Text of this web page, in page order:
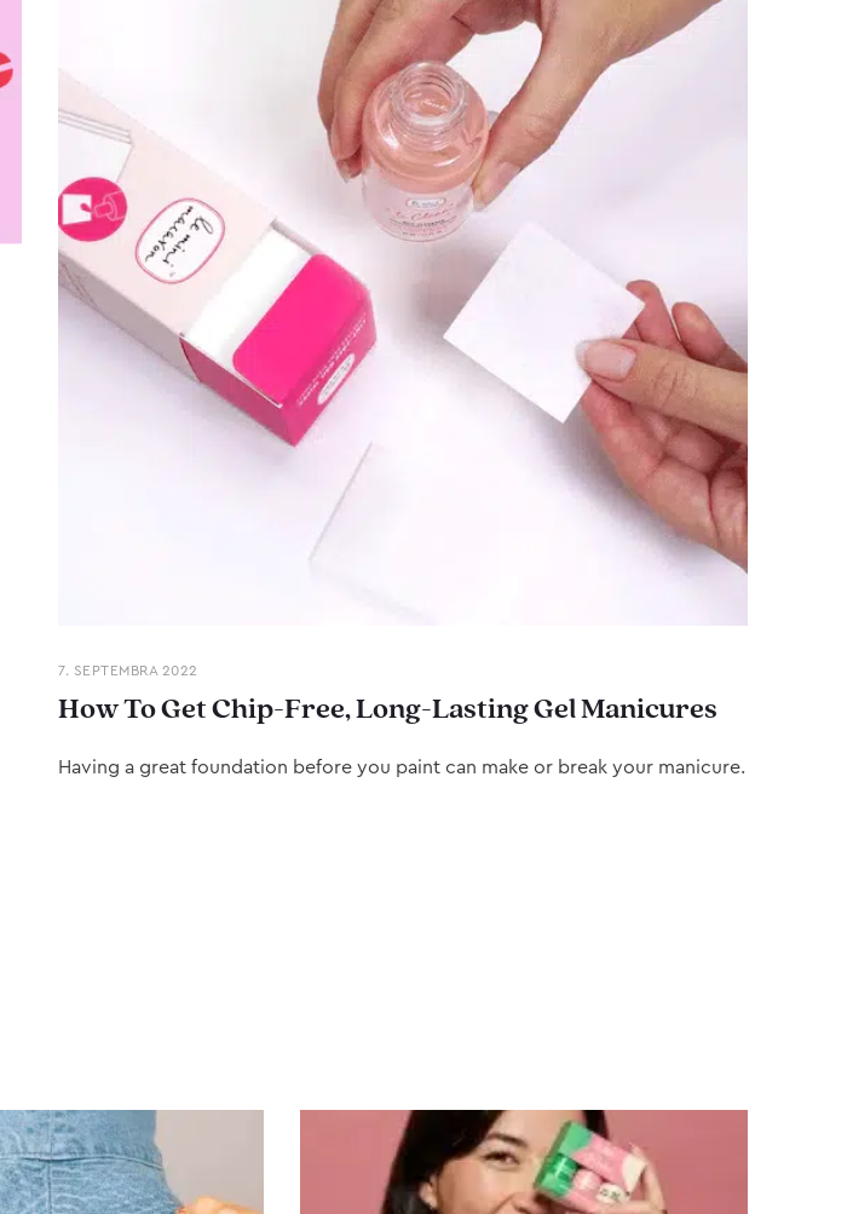
7. SEPTEMBRA 2022
How To Get Chip-Free, Long-Lasting Gel Manicures
Having a great foundation before you paint can make or break your manicure.